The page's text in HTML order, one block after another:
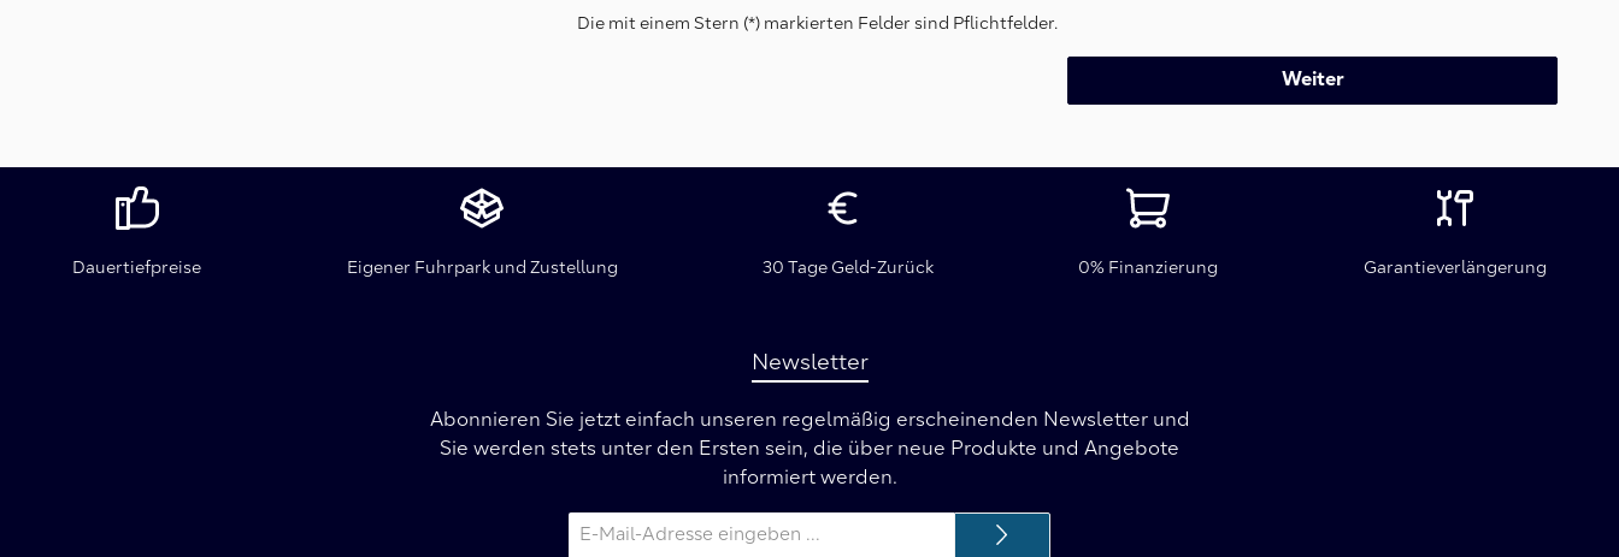
Die mit einem Stern (*) markierten Felder sind Pflichtfelder.
Weiter
Dauertiefpreise Eigener Fuhrpark und Zustellung 30 Tage Geld-Zurück 0% Finanzierung Garantieverlängerung
Newsletter
Abonnieren Sie jetzt einfach unseren regelmäßig erscheinenden Newsletter und
Sie werden stets unter den Ersten sein, die über neue Produkte und Angebote
informiert werden.
Mail-